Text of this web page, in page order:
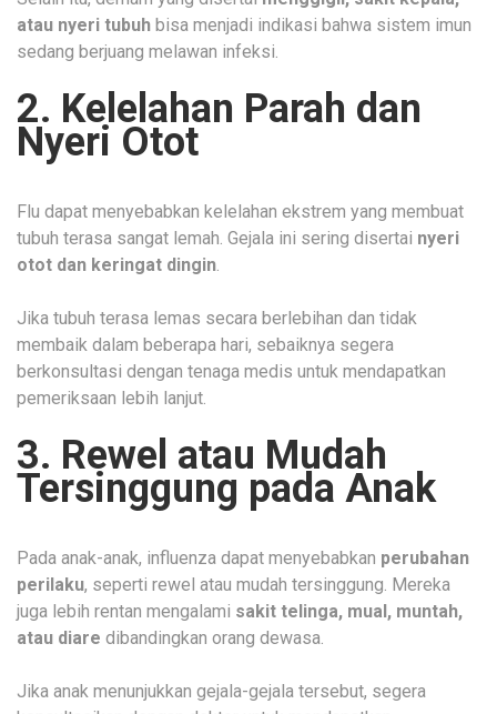
atau nyeri tubuh bisa menjadi indikasi bahwa sistem imun
sedang berjuang melawan infeksi.
2. Kelelahan Parah dan
Nyeri Otot
Flu dapat menyebabkan kelelahan ekstrem yang membuat
tubuh terasa sangat lemah. Gejala ini sering disertai nyeri
otot dan keringat dingin.
Jika tubuh terasa lemas secara berlebihan dan tidak
membaik dalam beberapa hari, sebaiknya segera
berkonsultasi dengan tenaga medis untuk mendapatkan
pemeriksaan lebih lanjut.
3. Rewel atau Mudah
Tersinggung pada Anak
Pada anak-anak, influenza dapat menyebabkan perubahan
perilaku, seperti rewel atau mudah tersinggung. Mereka
juga lebih rentan mengalami sakit telinga, mual, muntah,
atau diare dibandingkan orang dewasa.
Jika anak menunjukkan gejala-gejala tersebut, segera